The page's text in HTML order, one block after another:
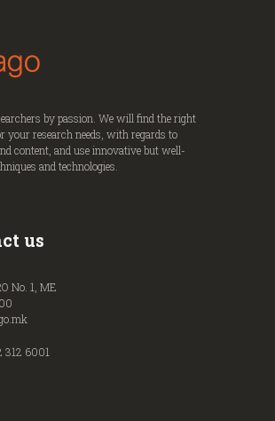
by passion. We will find the right
your research needs, with regards to
content, and use innovative but well-
and technologies.
us
No. 1, ME
312 6001